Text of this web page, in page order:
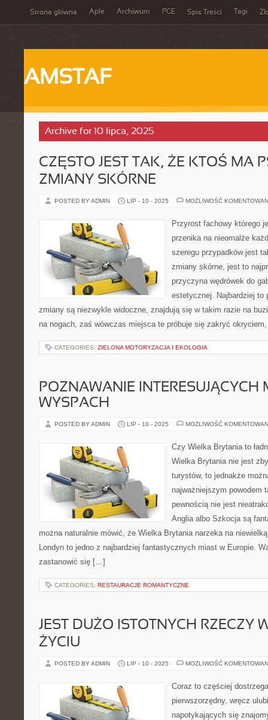
Strona główna Aple Archiwum PGE Spis Treści Tagi
AMSTAF
Archive for 10 lipca, 2025
CZĘSTO JEST TAK, ŻE KTOŚ MA
ZMIANY SKÓRNE
POSTED BY ADMIN LIP - 10 - 2025 MOŻLIWOŚĆ
Przyrost fachowy którego
przenika na nieomalże
szeregu przypadków jest
zmiany skórne, jest to
przyczyna wędrówek do
estetycznej. Najbardziej to
zmiany są niezwykle widoczne, znajdują się w takim razie na
na nogach, zaś wówczas miejsca te próbuje się zakryć
CATEGORIES: ZIELONA MOTORYZACJA I EKOLOGIA
POZNAWANIE INTERESUJĄCYCH
WYSPACH
POSTED BY ADMIN LIP - 10 - 2025 MOŻLIWOŚĆ
Czy Wielka Brytania to
Wielka Brytania nie jest
turystów, to jednakże
najważniejszym powodem
pewnością nie jest
Anglia albo Szkocja są
można naturalnie mówić, że Wielka Brytania narzeka na
Londyn to jedno z najbardziej fantastycznych miast w Europie.
zastanowić się […]
CATEGORIES: RESTAURACJE ROMANTYCZNE
JEST DUŻO ISTOTNYCH RZECZY
ŻYCIU
POSTED BY ADMIN LIP - 10 - 2025 MOŻLIWOŚĆ
Coraz to częściej
pierwszorzędny, wręcz
napotykających się